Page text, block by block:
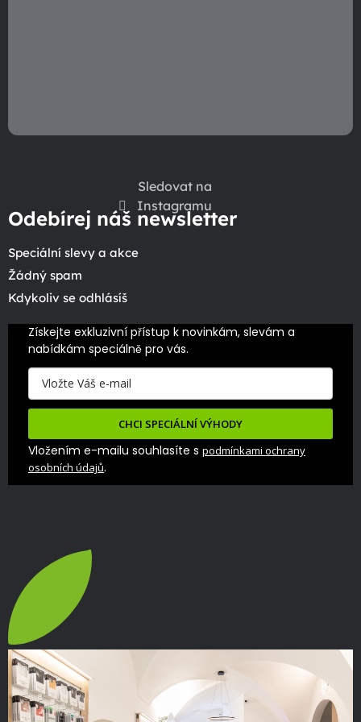
Sledovat na
Instagramu
Odebírej náš newsletter
Speciální slevy a akce
Žádný spam
Kdykoliv se odhlásíš
Získejte exkluzivní přístup k novinkám, slevám a
nabídkám speciálně pro vás.
CHCI SPECIÁLNÍ VÝHODY
Vložením e-mailu souhlasíte s podmínkami ochrany
osobních údajů.